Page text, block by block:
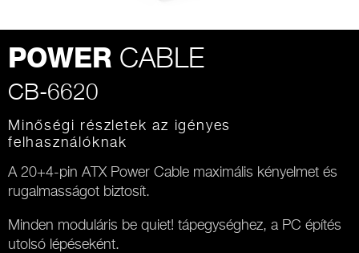
POWER CABLE
CB-6620
Minőségi részletek az igényes
felhasználóknak
A 20+4-pin ATX Power Cable maximális kényelmet és
rugalmasságot biztosít.
Minden moduláris be quiet! tápegységhez, a PC építés
utolsó lépéseként.